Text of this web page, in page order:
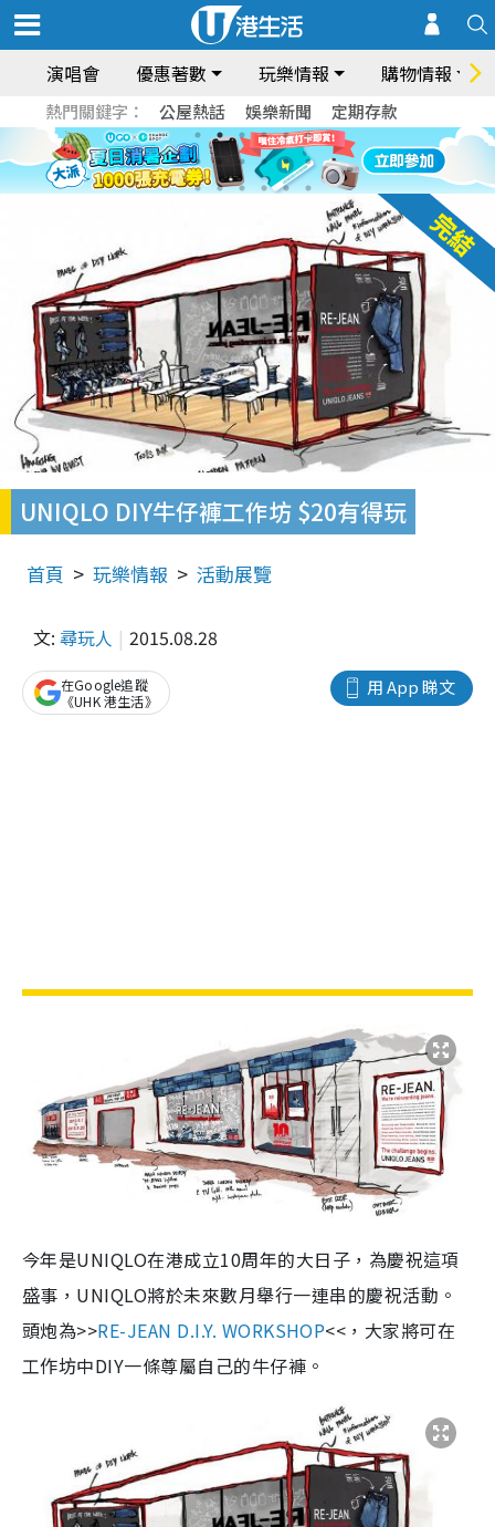
演唱會 優惠著數 玩樂情報 購物情報
熱門關鍵字： 公屋熱話 娛樂新聞 定期存款
UNIQLO DIY牛仔褲工作坊 $20有得玩
首頁 玩樂情報 活動展覽
文: 尋玩人 2015.08.28
用 App 睇文
在Google追蹤
《UHK 港生活》
今年是UNIQLO在港成立10周年的大日子，為慶祝這項
盛事，UNIQLO將於未來數月舉行一連串的慶祝活動。
頭炮為>>RE-JEAN D.I.Y. WORKSHOP<<，大家將可在
工作坊中DIY一條尊屬自己的牛仔褲。